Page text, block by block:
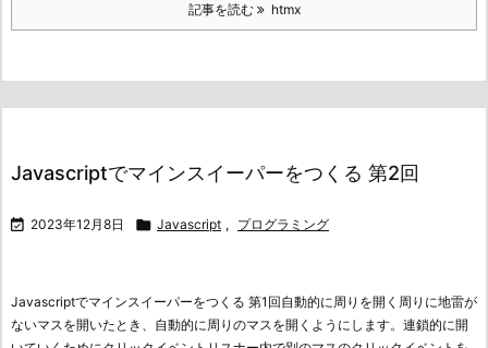
記事を読む htmx
Javascriptでマインスイーパーをつくる 第2回
 2023年12月8日  Javascript , プログラミング
Javascriptでマインスイーパーをつくる 第1回自動的に周りを開く 周りに地雷が
ないマスを開いたとき、自動的に周りのマスを開くようにします。連鎖的に開